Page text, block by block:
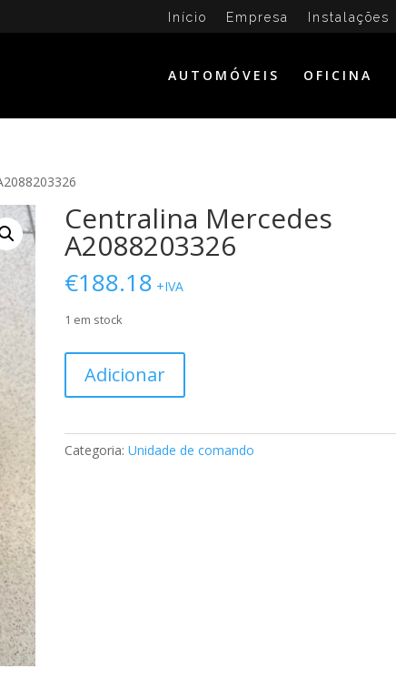
Início Empresa Instalações
AUTOMÓVEIS OFICINA
Centralina Mercedes
A2088203326
€188.18 +IVA
1 em stock
Centralina
A2088203326
Adicionar
Categoria:Unidade de comando